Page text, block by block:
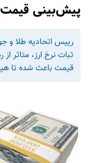
پیش‌بینی قیمت
رییس اتحادیه طلا و
ثبات نرخ ارز، متاثر
قیمت باعث شده تا